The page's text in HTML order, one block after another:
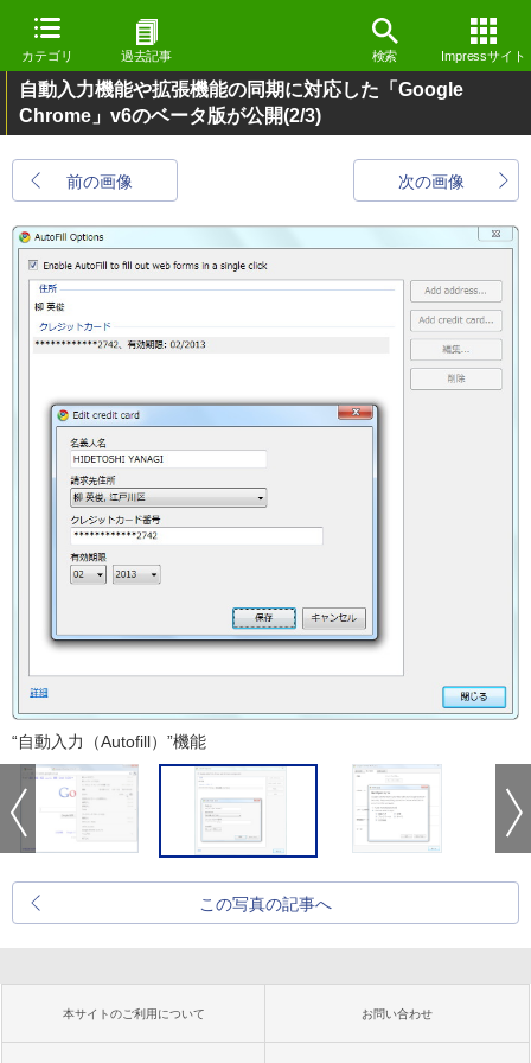
カテゴリ 過去記事 検索 Impressサイト
自動入力機能や拡張機能の同期に対応した「Google
Chrome」v6のベータ版が公開(2/3)
前の画像 次の画像
“自動入力（Autofill）”機能
この写真の記事へ
本サイトのご利用について お問い合わせ